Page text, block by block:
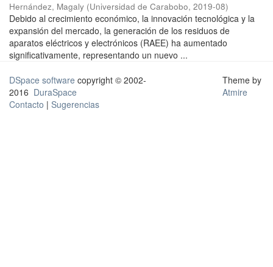
Hernández, Magaly (Universidad de Carabobo, 2019-08)
Debido al crecimiento económico, la innovación tecnológica y la
expansión del mercado, la generación de los residuos de
aparatos eléctricos y electrónicos (RAEE) ha aumentado
significativamente, representando un nuevo ...
DSpace software copyright © 2002-
2016 DuraSpace
Contacto | Sugerencias
Theme by
Atmire